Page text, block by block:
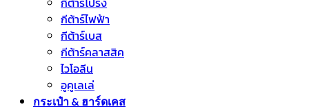
กีต้าร์ไฟฟ้า
กีต้าร์เบส
กีต้าร์คลาสสิค
ไวโอลีน
อูคูเลเล่
กระเป๋า & ฮาร์ดเคส